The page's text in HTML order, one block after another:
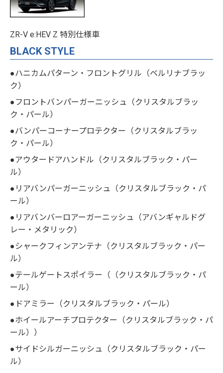
ZR-V e:HEV Z 特別仕様車
BLACK STYLE
●ハニカムパターン・フロントグリル（ベルリナブラッ
ク）
●フロントバンパーガーニッシュ（クリスタルブラッ
ク・パール）
●バンパーコーナープロテクター（クリスタルブラッ
ク・パール）
●アウタードアハンドル（クリスタルブラック・パー
ル）
●リアバンパーガーニッシュ（クリスタルブラック・パ
ール）
●リアバンバーロアーガーニッシュ（アバンギャルドグ
レー・メタリック）
●シャークフィンアンテナ（クリスタルブラック・パー
ル）
●テールゲートスポイラー（（クリスタルブラック・パ
ール）
●ドアミラー（クリスタルブラック・パール）
●ホイールアーチプロテクター（クリスタルブラック・パ
ール））
●サイドシルガーニッシュ（クリスタルブラック・パー
ル）